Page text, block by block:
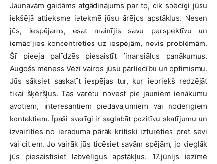
Jaunavām gaidāms atgādinājums par to, cik spēcīgi jūsu
iekšējā attieksme ietekmē jūsu ārējos apstākļus. Nesen
jūs, iespējams, esat mainījis savu perspektīvu un
iemācījies koncentrēties uz iespējām, nevis problēmām.
Šī pieeja palīdzēs piesaistīt finansiālus panākumus.
Augošs mēness Vēzī vairos jūsu pārliecību un optimismu.
Jūs sāksiet saskatīt iespējas tur, kur iepriekš redzējāt
tikai šķēršļus. Tas varētu novest pie jauniem ienākumu
avotiem, interesantiem piedāvājumiem vai noderīgiem
kontaktiem. Īpaši svarīgi ir saglabāt pozitīvu skatījumu un
izvairīties no ieraduma pārāk kritiski izturēties pret sevi
vai citiem. Jo vairāk jūs ticēsiet savām spējām, jo vieglāk
jūs piesaistīsiet labvēlīgus apstākļus. 17.jūnijs iezīmē